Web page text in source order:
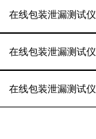
在线包装泄漏测试仪
在线包装泄漏测试仪
在线包装泄漏测试仪